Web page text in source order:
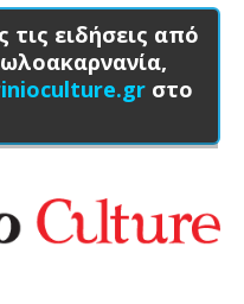
ειδήσεις από
στο